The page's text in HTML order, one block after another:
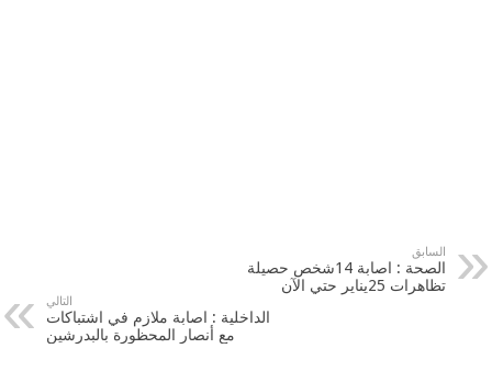
السابق
الصحة : اصابة 14شخص حصيلة
تظاهرات 25يناير حتي الآن
التالي
الداخلية : اصابة ملازم في اشتباكات
مع أنصار المحظورة بالبدرشين